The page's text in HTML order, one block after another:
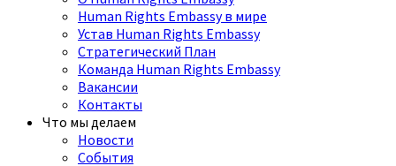
Human Rights Embassy в мире
Устав Human Rights Embassy
Стратегический План
Команда Human Rights Embassy
Вакансии
Контакты
Что мы делаем
Новости
События